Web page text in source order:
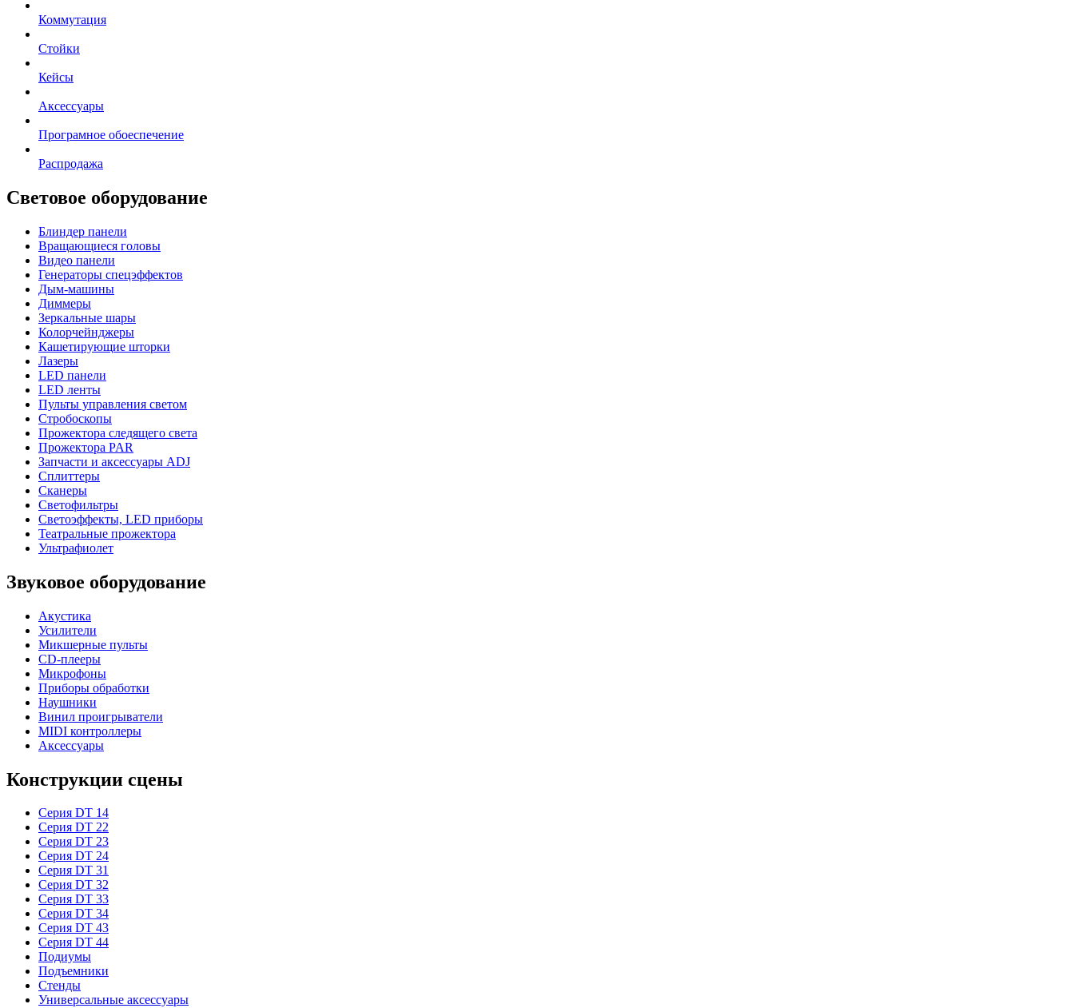
Коммутация
Стойки
Кейсы
Аксессуары
Програмное обоеспечение
Распродажа
Световое оборудование
Блиндер панели
Вращающиеся головы
Видео панели
Генераторы спецэффектов
Дым-машины
Диммеры
Зеркальные шары
Колорчейнджеры
Кашетирующие шторки
Лазеры
LED панели
LED ленты
Пульты управления светом
Стробоскопы
Прожектора следящего света
Прожектора PAR
Запчасти и аксессуары ADJ
Сплиттеры
Сканеры
Светофильтры
Светоэффекты, LED приборы
Театральные прожектора
Ультрафиолет
Звуковое оборудование
Акустика
Усилители
Микшерные пульты
CD-плееры
Микрофоны
Приборы обработки
Наушники
Винил проигрыватели
MIDI контроллеры
Аксессуары
Конструкции сцены
Серия DT 14
Серия DT 22
Серия DT 23
Серия DT 24
Серия DT 31
Серия DT 32
Серия DT 33
Серия DT 34
Серия DT 43
Серия DT 44
Подиумы
Подъемники
Стенды
Универсальные аксессуары